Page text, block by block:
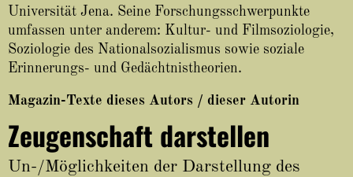
Universität Jena. Seine Forschungsschwerpunkte
umfassen unter anderem: Kultur- und Filmsoziologie,
Soziologie des Nationalsozialismus sowie soziale
Erinnerungs- und Gedächtnistheorien.
Magazin-Texte dieses Autors / dieser Autorin
Zeugenschaft darstellen
Un-/Möglichkeiten der Darstellung des